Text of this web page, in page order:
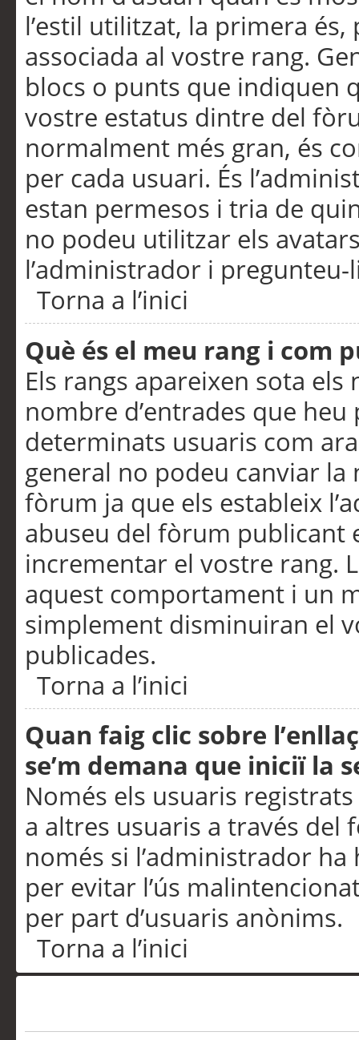
l’estil utilitzat, la primera
associada al vostre rang.
blocs o punts que indiquen
vostre estatus dintre del
normalment més gran, és
per cada usuari. És
estan permesos i tria de
no podeu utilitzar els
l’administrador i pregunteu-
Torna a l’inici
Què és el meu rang i com
Els rangs apareixen sota
nombre d’entrades que
determinats usuaris com
general no podeu canviar
fòrum ja que els estableix
abuseu del fòrum publicant
incrementar el vostre rang.
aquest comportament i un
simplement disminuiran el
publicades.
Torna a l’inici
Quan faig clic sobre
se’m demana que iniciï la
Només els usuaris
a altres usuaris a través
només si l’administrador
per evitar l’ús
per part d’usuaris anònims.
Torna a l’inici